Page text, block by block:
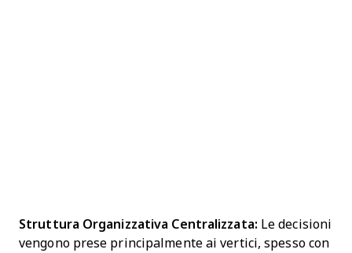
Struttura Organizzativa Centralizzata: Le decisioni
vengono prese principalmente ai vertici, spesso con